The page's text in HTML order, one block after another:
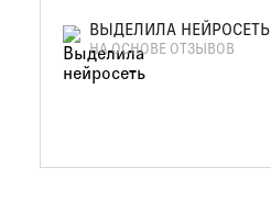
ВЫДЕЛИЛА НЕЙРОСЕТЬ
НА ОСНОВЕ ОТЗЫВОВ